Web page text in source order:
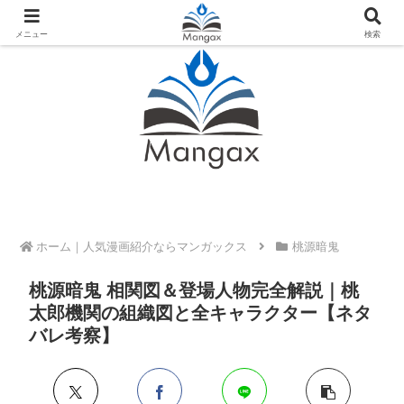
人気おすすめ漫画紹介ならMangax（マンガックス）
ホーム 桃源暗鬼
桃源暗鬼 相関図＆登場人物完全解説｜桃
太郎機関の組織図と全キャラクター【ネタ
バレ考察】
メニュー 検索